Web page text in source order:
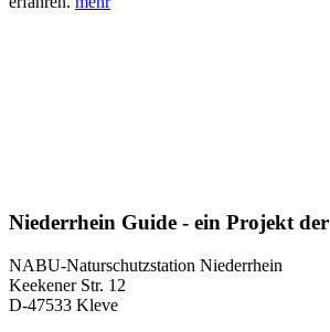
Niederrhein Guide - ein Projekt der
NABU-Naturschutzstation Niederrhein
Keekener Str. 12
D-47533 Kleve